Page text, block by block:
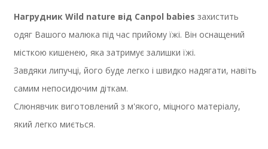
Нагрудник Wild nature від Canpol babies захистить
одяг Вашого малюка під час прийому їжі. Він оснащений
місткою кишенею, яка затримує залишки їжі.
Завдяки липучці, його буде легко і швидко надягати, навіть
самим непосидючим діткам.
Слюнявчик виготовлений з м'якого, міцного матеріалу,
який легко миється.